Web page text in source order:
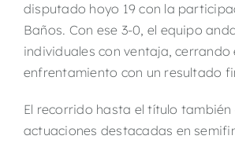
disputado hoyo 19 con la
Baños. Con ese 3-0, el equipo
individuales con ventaja, cerrando
enfrentamiento con un resultado
El recorrido hasta el título también
actuaciones destacadas en